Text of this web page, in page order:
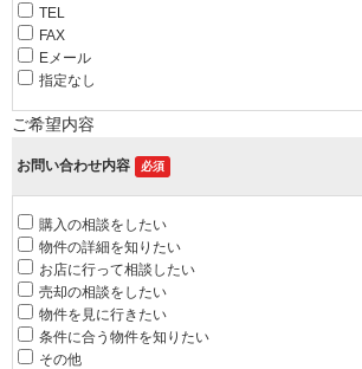
TEL
FAX
Eメール
指定なし
ご希望内容
お問い合わせ内容 必須
購入の相談をしたい
物件の詳細を知りたい
お店に行って相談したい
売却の相談をしたい
物件を見に行きたい
条件に合う物件を知りたい
その他